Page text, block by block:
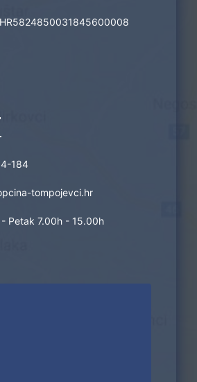
184
tompojevci.hr
Petak 7.00h - 15.00h